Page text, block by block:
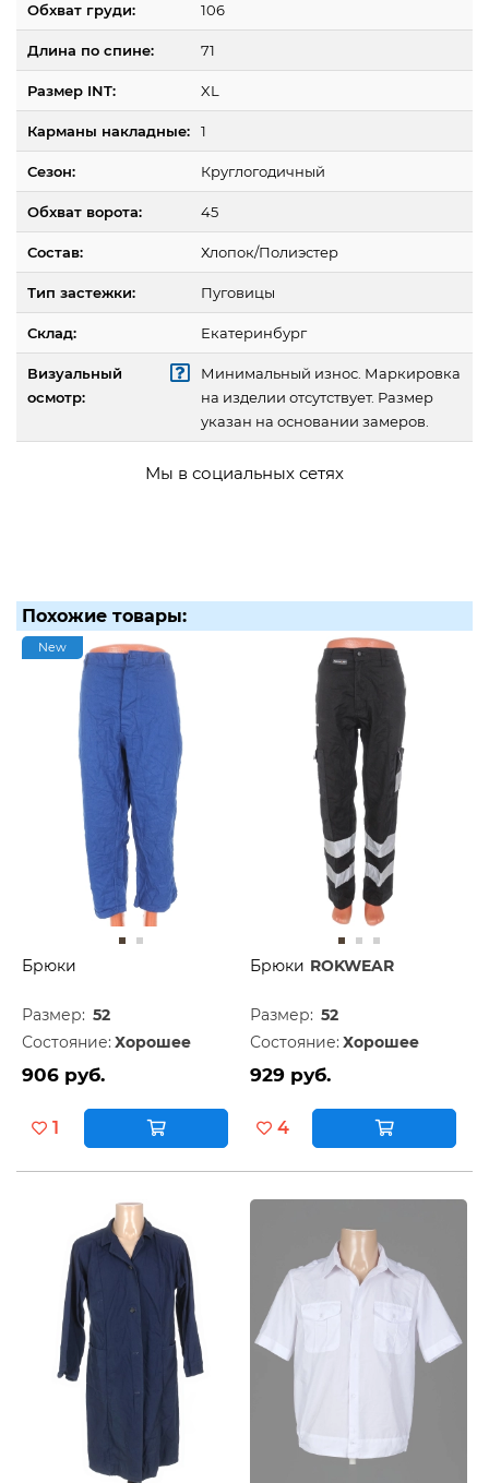
Обхват груди: 106
Длина по спине: 71
Размер INT: XL
Карманы накладные: 1
Сезон: Круглогодичный
Обхват ворота: 45
Состав: Хлопок/Полиэстер
Тип застежки: Пуговицы
Склад: Екатеринбург
Визуальный
осмотр:
Минимальный износ. Маркировка
на изделии отсутствует. Размер
указан на основании замеров.
Мы в социальных сетях
Похожие товары:
New
Брюки
Размер: 52
Состояние: Хорошее
906 руб.
1
Брюки ROKWEAR
Размер: 52
Состояние: Хорошее
929 руб.
4